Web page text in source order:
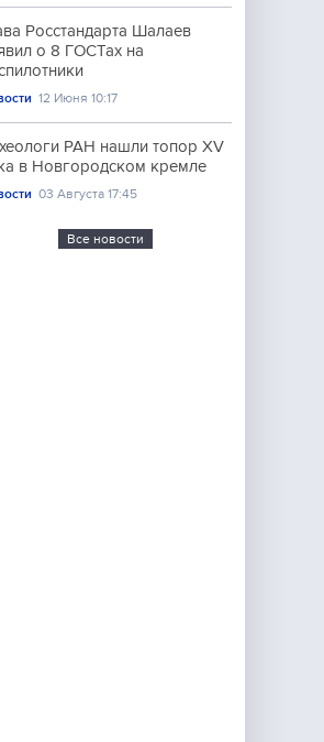
Росстандарта Шалаев
о 8 ГОСТах на
12 Июня 10:17
РАН нашли топор XV
в Новгородском кремле
03 Августа 17:45
Все новости